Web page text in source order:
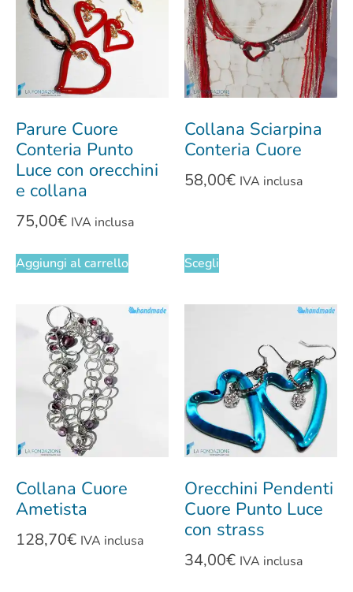
Parure Cuore
Conteria Punto
Luce con orecchini
e collana
75,00€ IVA inclusa
Aggiungi al carrello
Collana Sciarpina
Conteria Cuore
58,00€ IVA inclusa
Scegli
Collana Cuore
Ametista
128,70€ IVA inclusa
Orecchini Pendenti
Cuore Punto Luce
con strass
34,00€ IVA inclusa